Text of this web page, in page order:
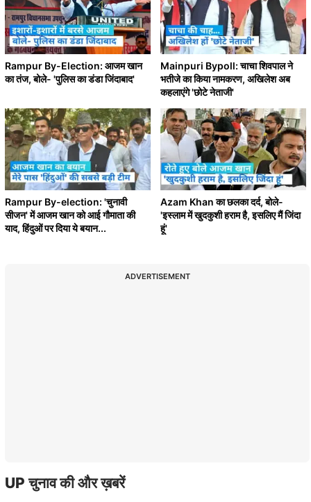
Rampur By-Election: आजम खान
का तंज, बोले- 'पुलिस का डंडा जिंदाबाद'
Mainpuri Bypoll: चाचा शिवपाल ने
भतीजे का किया नामकरण, अखिलेश अब
कहलाएंगे 'छोटे नेताजी'
Rampur By-election: 'चुनावी
सीजन' में आजम खान को आई गौमाता की
याद, हिंदुओं पर दिया ये बयान...
Azam Khan का छलका दर्द, बोले-
'इस्लाम में खुदकुशी हराम है, इसलिए मैं जिंदा
हूं'
ADVERTISEMENT
UP चुनाव की और ख़बरें